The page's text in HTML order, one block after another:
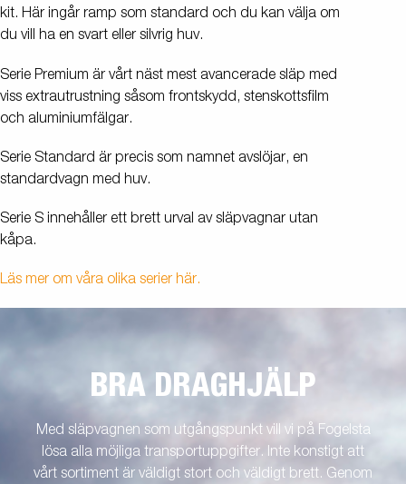
kit. Här ingår ramp som standard och du kan välja om
du vill ha en svart eller silvrig huv.
Serie Premium är vårt näst mest avancerade släp med
viss extrautrustning såsom frontskydd, stenskottsfilm
och aluminiumfälgar.
Serie Standard är precis som namnet avslöjar, en
standardvagn med huv.
Serie S innehåller ett brett urval av släpvagnar utan
kåpa.
Läs mer om våra olika serier här.
BRA DRAGHJÄLP
Med släpvagnen som utgångspunkt vill vi på Fogelsta
lösa alla möjliga transportuppgifter. Inte konstigt att
vårt sortiment är väldigt stort och väldigt brett. Genom